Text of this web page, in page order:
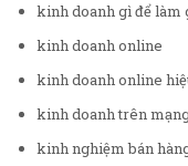
kinh doanh gì để làm
kinh doanh online
kinh doanh online
kinh doanh trên
kinh nghiệm bán